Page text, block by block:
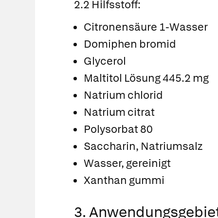
2.2 Hilfsstoff:
Citronensäure 1-Wasser
Domiphen bromid
Glycerol
Maltitol Lösung 445.2 mg
Natrium chlorid
Natrium citrat
Polysorbat 80
Saccharin, Natriumsalz
Wasser, gereinigt
Xanthan gummi
3.